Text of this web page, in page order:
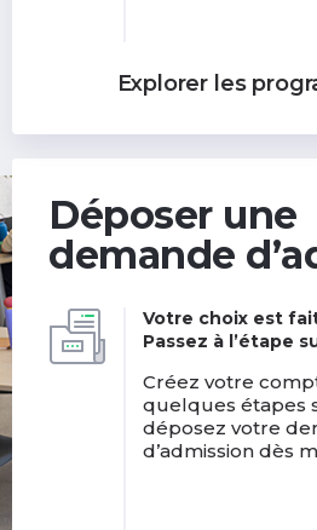
Explorer les
Déposer une
demande
Votre choix est
Passez à l’étape
Créez votre
quelques étapes
déposez votre
d’admission dès